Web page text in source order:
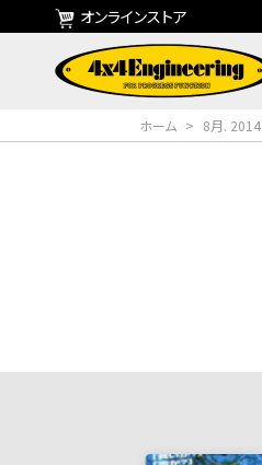
オンラインストア
ホーム > 8月. 2014